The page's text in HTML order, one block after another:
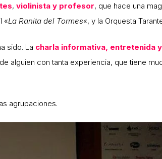
, violinista y profesor, que hace una
«La Ranita del Tormes«, y la Orquesta
sido. La charla informativa, entretenida
de alguien con tanta experiencia, que tiene
agrupaciones.